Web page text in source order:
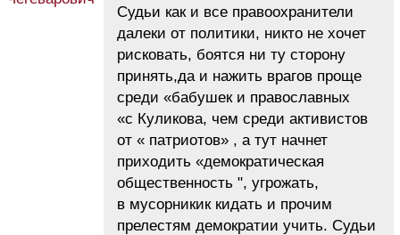
Судьи как и все правоохранители
далеки от политики, никто не хочет
рисковать, боятся ни ту сторону
принять,да и нажить врагов проще
среди «бабушек и православных
«с Куликова, чем среди активистов
от « патриотов» , а тут начнет
приходить «демократическая
общественность ", угрожать,
в мусорникик кидать и прочим
прелестям демократии учить. Судьи